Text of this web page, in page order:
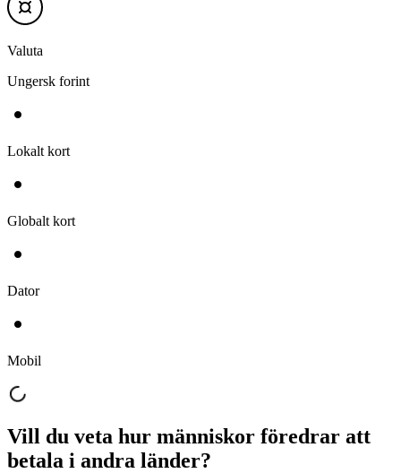
Valuta
Ungersk forint
Lokalt kort
Globalt kort
Dator
Mobil
Vill du veta hur människor föredrar att
betala i andra länder?